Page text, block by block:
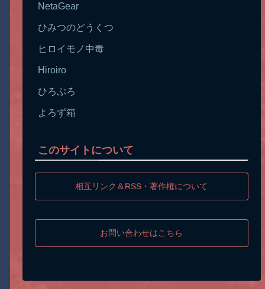
NetaGear
ひみつのどうくつ
ヒロイモノ中毒
Hiroiro
ひろぶろ
よろず箱
このサイトについて
相互リンク＆RSS・著作権について
お問い合わせはこちら